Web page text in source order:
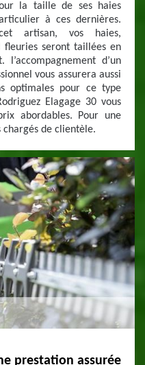
la taille de ses haies
à ces dernières.
artisan, vos haies,
fleuries seront taillées en
d’un
vous assurera aussi
optimales pour ce type
Elagage 30 vous
abordables. Pour une
chargés de clientèle.
prestation assurée